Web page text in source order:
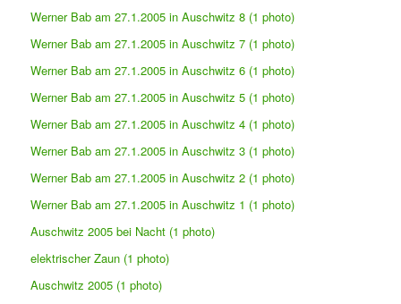
Werner Bab am 27.1.2005 in Auschwitz 8 (1 photo)
Werner Bab am 27.1.2005 in Auschwitz 7 (1 photo)
Werner Bab am 27.1.2005 in Auschwitz 6 (1 photo)
Werner Bab am 27.1.2005 in Auschwitz 5 (1 photo)
Werner Bab am 27.1.2005 in Auschwitz 4 (1 photo)
Werner Bab am 27.1.2005 in Auschwitz 3 (1 photo)
Werner Bab am 27.1.2005 in Auschwitz 2 (1 photo)
Werner Bab am 27.1.2005 in Auschwitz 1 (1 photo)
Auschwitz 2005 bei Nacht (1 photo)
elektrischer Zaun (1 photo)
Auschwitz 2005 (1 photo)